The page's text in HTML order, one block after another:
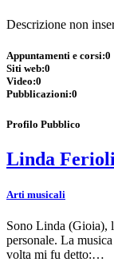
Descrizione non
Appuntamenti e corsi:0
Siti web:0
Video:0
Pubblicazioni:0
Profilo Pubblico
Linda
Arti musicali
Sono Linda (Gioia),
personale. La
volta mi fu detto:…